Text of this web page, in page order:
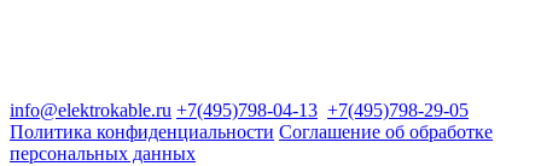
info@elektrokable.ru +7(495)798-04-13 +7(495)798-29-05
Политика конфиденциальности Соглашение об обработке
персональных данных